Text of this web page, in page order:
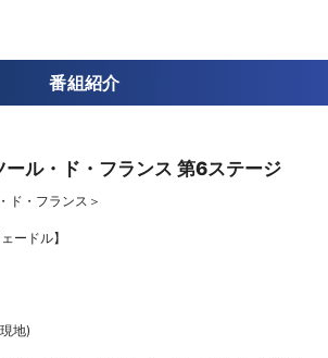
番組紹介
・ド・フランス 第6ステージ
・フランス＞
ードル】
地)